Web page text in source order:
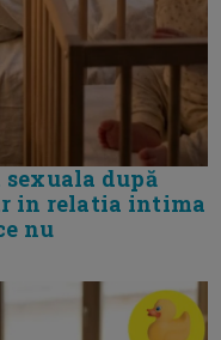
după
in relatia intima
nu